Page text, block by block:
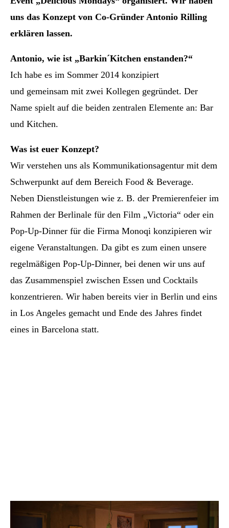
uns das Konzept von Co-Gründer Antonio Rilling
erklären lassen.
Antonio, wie ist „Barkin´Kitchen enstanden?“
Ich habe es im Sommer 2014 konzipiert
und gemeinsam mit zwei Kollegen gegründet. Der
Name spielt auf die beiden zentralen Elemente an: Bar
und Kitchen.
Was ist euer Konzept?
Wir verstehen uns als Kommunikationsagentur mit dem
Schwerpunkt auf dem Bereich Food & Beverage.
Neben Dienstleistungen wie z. B. der Premierenfeier im
Rahmen der Berlinale für den Film „Victoria“ oder ein
Pop-Up-Dinner für die Firma Monoqi konzipieren wir
eigene Veranstaltungen. Da gibt es zum einen unsere
regelmäßigen Pop-Up-Dinner, bei denen wir uns auf
das Zusammenspiel zwischen Essen und Cocktails
konzentrieren. Wir haben bereits vier in Berlin und eins
in Los Angeles gemacht und Ende des Jahres findet
eines in Barcelona statt.